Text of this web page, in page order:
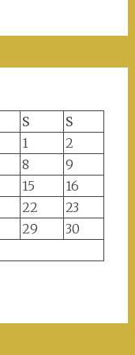
S
S
1
2
8
9
15
16
22
23
29
30